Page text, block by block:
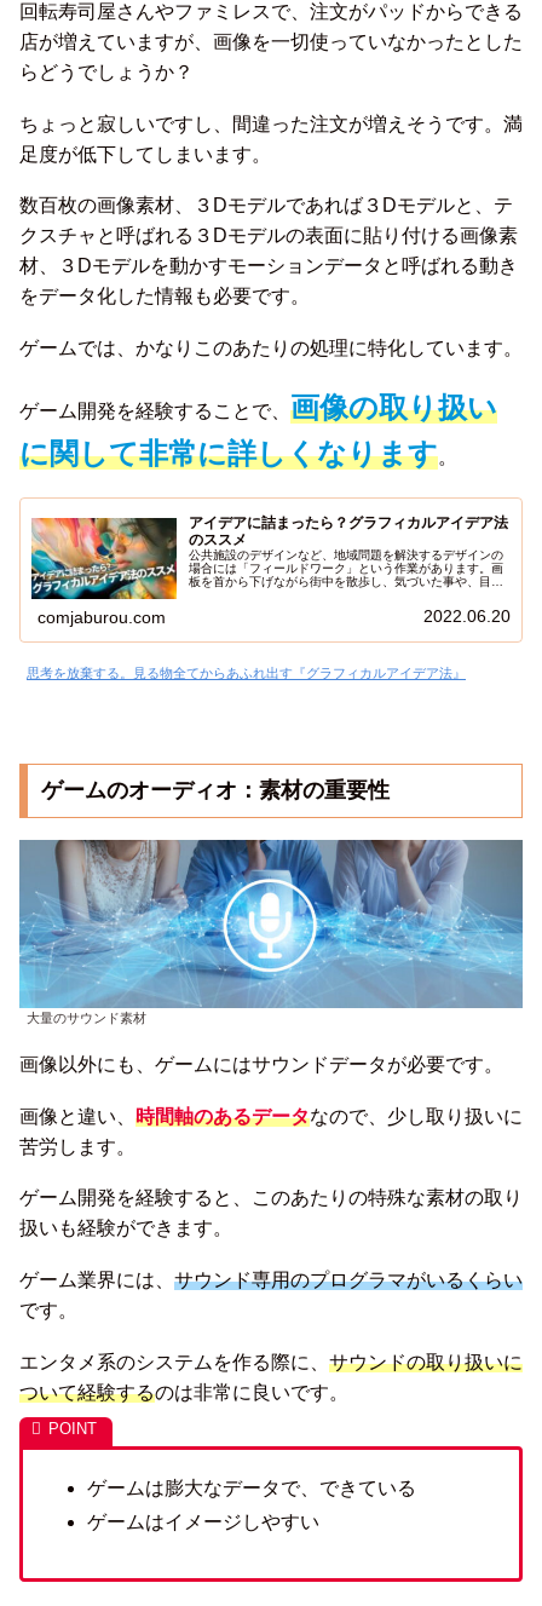
回転寿司屋さんやファミレスで、注文がパッドからできる
店が増えていますが、画像を一切使っていなかったとした
らどうでしょうか？
ちょっと寂しいですし、間違った注文が増えそうです。満
足度が低下してしまいます。
数百枚の画像素材、３Dモデルであれば３Dモデルと、テ
クスチャと呼ばれる３Dモデルの表面に貼り付ける画像素
材、３Dモデルを動かすモーションデータと呼ばれる動き
をデータ化した情報も必要です。
ゲームでは、かなりこのあたりの処理に特化しています。
ゲーム開発を経験することで、 画像の取り扱い
に関して非常に詳しくなります。
アイデアに詰まったら？グラフィカルアイデア法
のススメ
公共施設のデザインなど、地域問題を解決するデザインの
場合には「フィールドワーク」という作業があります。画
板を首から下げながら街中を散歩し、気づいた事や、目に
っ張られる生き物なので、とても効果的な方法です。
comjaburou.com 2022.06.20
思考を放棄する。見る物全てからあふれ出す『グラフィカルアイデア法』
ゲームのオーディオ：素材の重要性
大量のサウンド素材
画像以外にも、ゲームにはサウンドデータが必要です。
画像と違い、 時間軸のあるデータなので、少し取り扱いに
苦労します。
ゲーム開発を経験すると、このあたりの特殊な素材の取り
扱いも経験ができます。
ゲーム業界には、 サウンド専用のプログラマがいるくらい
です。
エンタメ系のシステムを作る際に、 サウンドの取り扱いに
ついて経験するのは非常に良いです。
ゲームは膨大なデータで、できている
ゲームはイメージしやすい